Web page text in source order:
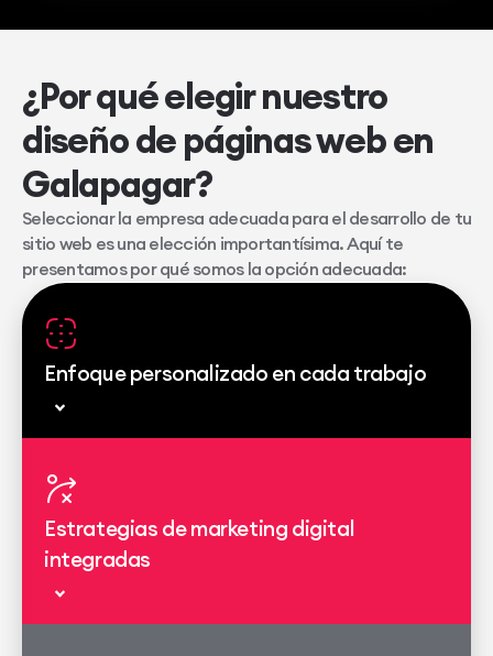
¿Por qué elegir nuestro
diseño de páginas web en
Galapagar?
Seleccionar la empresa adecuada para el desarrollo de tu
sitio web es una elección importantísima. Aquí te
presentamos por qué somos la opción adecuada:
Enfoque personalizado en cada trabajo
Estrategias de marketing digital
integradas